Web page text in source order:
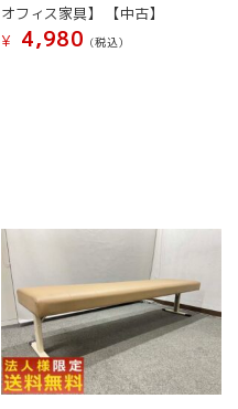
オフィス家具】 【中古】
¥
4,980 (税込）